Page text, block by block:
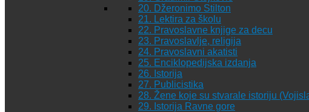
20. Džeronimo Stilton
21. Lektira za školu
22. Pravoslavne knjige za decu
23. Pravoslavlje, religija
24. Pravoslavni akatisti
25. Enciklopedijska izdanja
26. Istorija
27. Publicistika
28. Žene koje su stvarale istoriju
29. Istorija Ravne gore